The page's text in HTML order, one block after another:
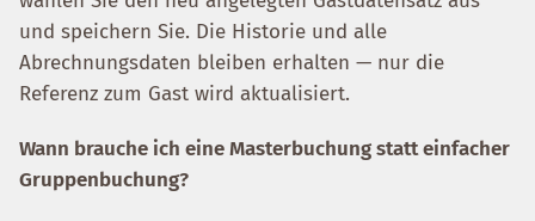
und speichern Sie. Die Historie und alle
Abrechnungsdaten bleiben erhalten — nur die
Referenz zum Gast wird aktualisiert.
Wann brauche ich eine Masterbuchung statt einfacher
Gruppenbuchung?